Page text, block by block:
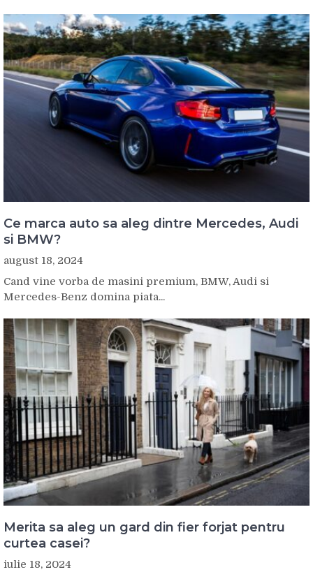
Ce marca auto sa aleg dintre Mercedes, Audi
si BMW?
august 18, 2024
Cand vine vorba de masini premium, BMW, Audi si
Mercedes-Benz domina piata...
Merita sa aleg un gard din fier forjat pentru
curtea casei?
iulie 18, 2024